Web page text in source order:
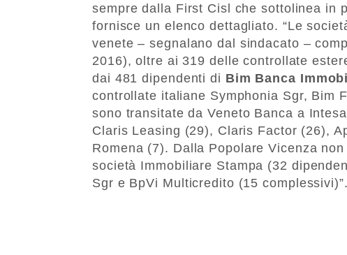
sempre dalla First Cisl che sottolinea in
fornisce un elenco dettagliato. “Le
venete – segnalano dal sindacato –
2016), oltre ai 319 delle controllate
dai 481 dipendenti di Bim Banca
controllate italiane Symphonia Sgr, Bim
sono transitate da Veneto Banca a
Claris Leasing (29), Claris Factor (26),
Romena (7). Dalla Popolare Vicenza
società Immobiliare Stampa (32
Sgr e BpVi Multicredito (15 complessivi)”.